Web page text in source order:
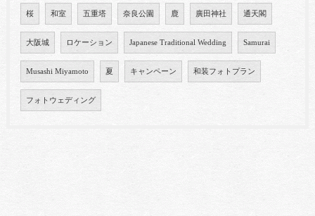
桜 和室 五重塔 奈良公園 鹿 廣田神社 通天閣
大阪城 ロケーション Japanese Traditional Wedding Samurai
Musashi Miyamoto 夏 キャンペーン 和装フォトプラン
フォトウェディング